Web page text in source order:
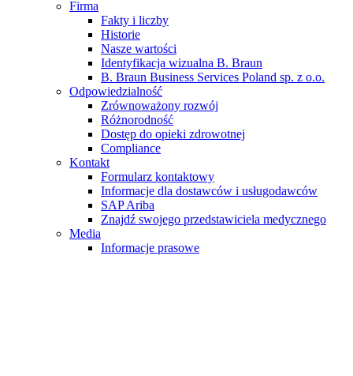
Firma
Fakty i liczby
Historie
Nasze wartości
Identyfikacja wizualna B. Braun
B. Braun Business Services Poland sp. z o.o.
Odpowiedzialność
Zrównoważony rozwój
Różnorodność
Dostęp do opieki zdrowotnej
Compliance
Kontakt
Formularz kontaktowy
Informacje dla dostawców i usługodawców
SAP Ariba
Znajdź swojego przedstawiciela medycznego
Media
Informacje prasowe